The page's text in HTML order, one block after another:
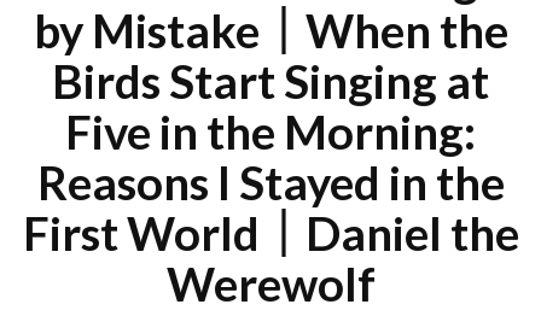
by Mistake｜When the
Birds Start Singing at
Five in the Morning:
Reasons I Stayed in the
First World｜Daniel the
Werewolf